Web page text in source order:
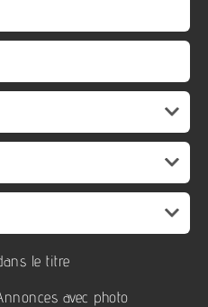
le titre
avec photo